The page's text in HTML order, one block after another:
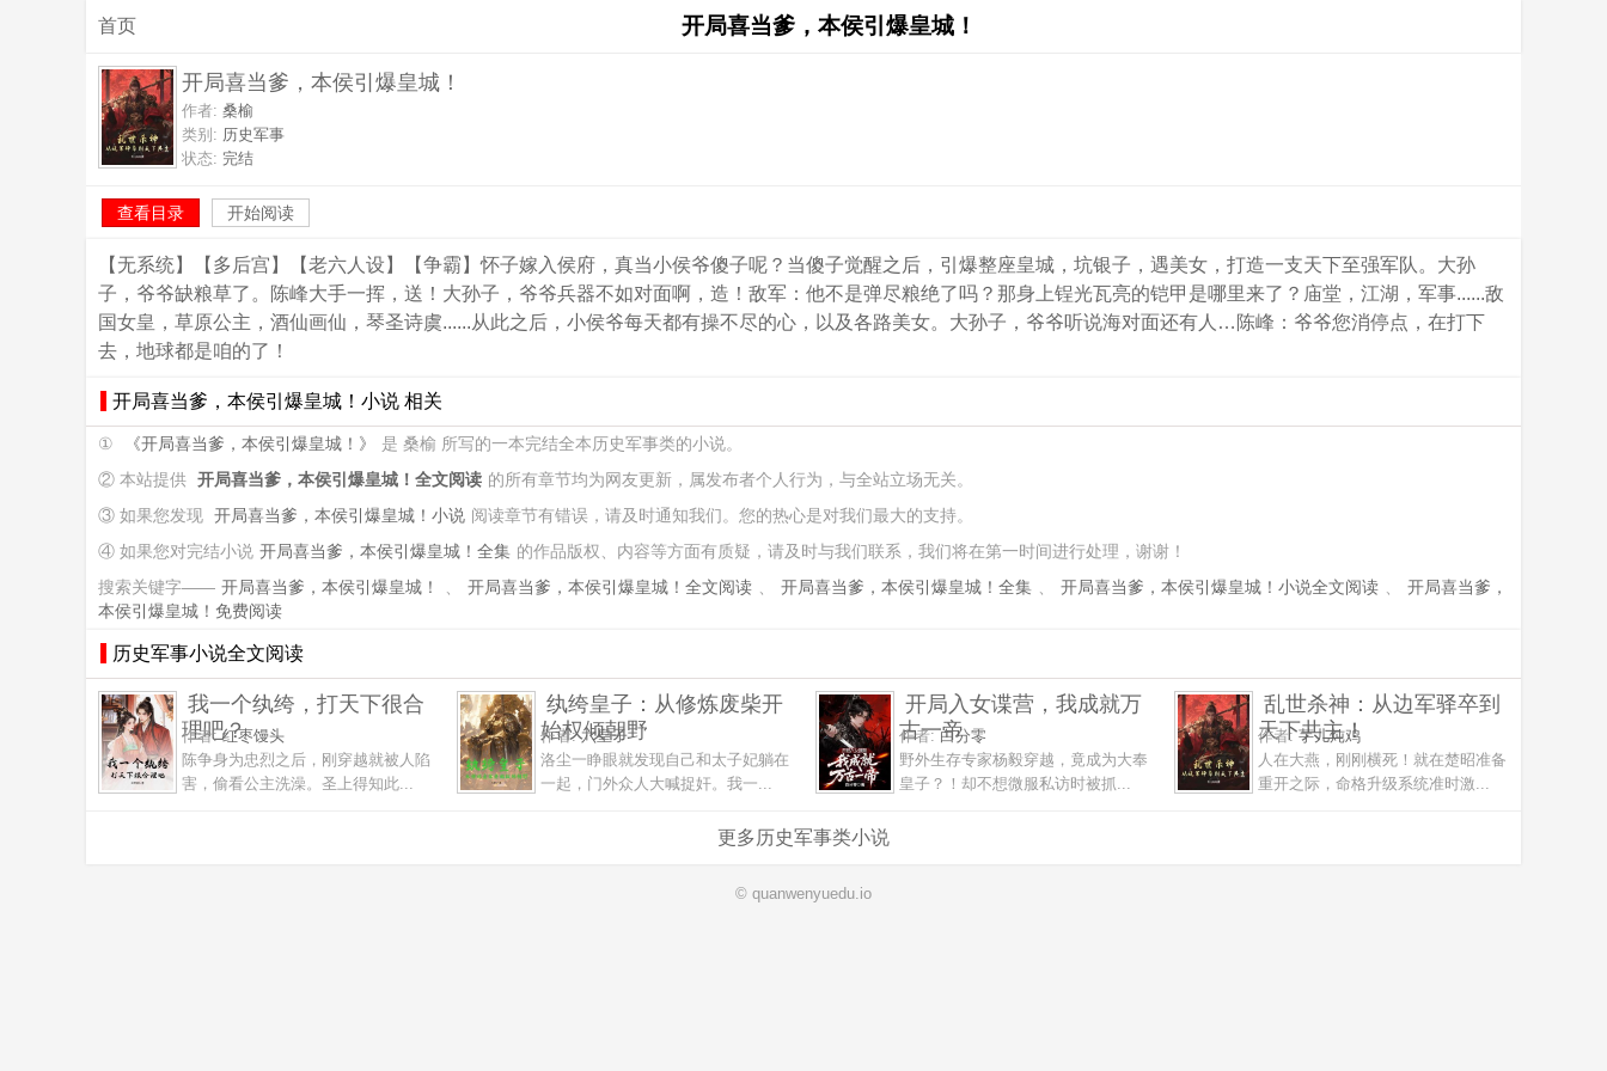
首页 开局喜当爹，本侯引爆皇城！
开局喜当爹，本侯引爆皇城！
作者: 桑榆
类别: 历史军事
状态: 完结
查看目录 开始阅读
【无系统】【多后宫】【老六人设】【争霸】怀子嫁入侯府，真当小侯爷傻子呢？当傻子觉醒之后，引爆整座皇城，坑银子，遇美女，打造一支天下至强军队。大孙
子，爷爷缺粮草了。陈峰大手一挥，送！大孙子，爷爷兵器不如对面啊，造！敌军：他不是弹尽粮绝了吗？那身上锃光瓦亮的铠甲是哪里来了？庙堂，江湖，军事......敌
国女皇，草原公主，酒仙画仙，琴圣诗虞......从此之后，小侯爷每天都有操不尽的心，以及各路美女。大孙子，爷爷听说海对面还有人…陈峰：爷爷您消停点，在打下
去，地球都是咱的了！
开局喜当爹，本侯引爆皇城！小说 相关
① 《开局喜当爹，本侯引爆皇城！》
是 桑榆 所写的一本完结全本历史军事类的小说。
② 本站提供 开局喜当爹，本侯引爆皇城！全文阅读 的所有章节均为网友更新，属发布者个人行为，与全站立场无关。
③ 如果您发现 开局喜当爹，本侯引爆皇城！小说 阅读章节有错误，请及时通知我们。您的热心是对我们最大的支持。
④ 如果您对完结小说 开局喜当爹，本侯引爆皇城！全集 的作品版权、内容等方面有质疑，请及时与我们联系，我们将在第一时间进行处理，谢谢！
搜索关键字—— 开局喜当爹，本侯引爆皇城！ 、 开局喜当爹，本侯引爆皇城！全文阅读 、 开局喜当爹，本侯引爆皇城！全集 、 开局喜当爹，本侯引爆皇城！小说全文阅读 、
开局喜当爹，
本侯引爆皇城！免费阅读
历史军事小说全文阅读
我一个纨绔，打天下很合
理吧？
作者:红枣馒头
陈争身为忠烈之后，刚穿越就被人陷
害，偷看公主洗澡。圣上得知此...
纨绔皇子：从修炼废柴开
始权倾朝野
作者:六皇子
洛尘一睁眼就发现自己和太子妃躺在
一起，门外众人大喊捉奸。我一...
开局入女谍营，我成就万
古一帝
作者:白分零
野外生存专家杨毅穿越，竟成为大奉
皇子？！却不想微服私访时被抓...
乱世杀神：从边军驿卒到
天下共主！
作者:芋儿炖鸡
人在大燕，刚刚横死！就在楚昭准备
重开之际，命格升级系统准时激...
更多历史军事类小说
© quanwenyuedu.io